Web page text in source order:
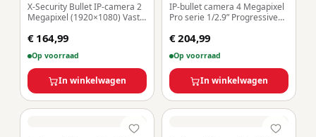
X-Security Bullet IP-camera 2
Megapixel (1920×1080) Vaste
Duaal licht (IR 30m en wit licht
classificatie van mensen en
voertuigen MicroSD 256GB /
€ 164,99
Op voorraad
In winkelwagen
IP-bullet camera 4 Megapixel
Pro serie 1/2.9” Progressive
H.265+/H.265/H.264+/H.264
m WDR | Geïntegreerde
microfoon Slimme functies
€ 204,99
Op voorraad
In winkelwagen